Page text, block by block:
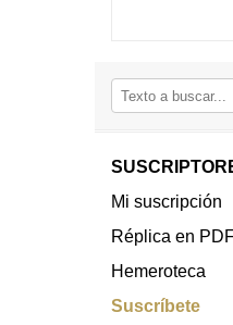
Mi suscripción
Réplica en
Hemeroteca
Suscríbete